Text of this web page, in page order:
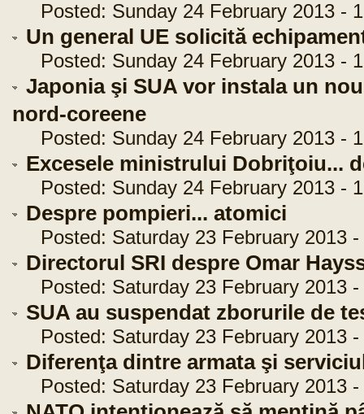
Posted: Sunday 24 February 2013 -
Un general UE solicită
Posted: Sunday 24 February 2013 -
Japonia şi SUA vor instala un
nord-coreene
Posted: Sunday 24 February 2013 -
Excesele ministrului Dobriţoiu...
Posted: Sunday 24 February 2013 -
Despre pompieri... atomici
Posted: Saturday 23 February 2013 -
Directorul SRI despre Omar
Posted: Saturday 23 February 2013 -
SUA au suspendat zborurile de
Posted: Saturday 23 February 2013 -
Diferenţa dintre armata şi
Posted: Saturday 23 February 2013 -